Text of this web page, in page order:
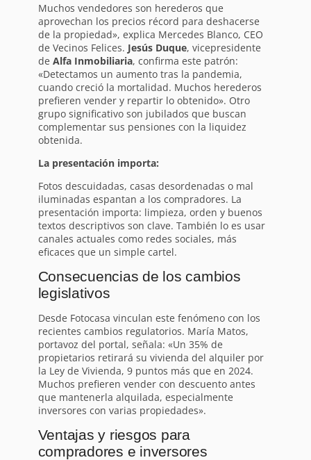
Muchos vendedores son herederos que
aprovechan los precios récord para deshacerse
de la propiedad», explica Mercedes Blanco, CEO
de Vecinos Felices. Jesús Duque, vicepresidente
de Alfa Inmobiliaria, confirma este patrón:
«Detectamos un aumento tras la pandemia,
cuando creció la mortalidad. Muchos herederos
prefieren vender y repartir lo obtenido». Otro
grupo significativo son jubilados que buscan
complementar sus pensiones con la liquidez
obtenida.
La presentación importa:
Fotos descuidadas, casas desordenadas o mal
iluminadas espantan a los compradores. La
presentación importa: limpieza, orden y buenos
textos descriptivos son clave. También lo es usar
canales actuales como redes sociales, más
eficaces que un simple cartel.
Consecuencias de los cambios
legislativos
Desde Fotocasa vinculan este fenómeno con los
recientes cambios regulatorios. María Matos,
portavoz del portal, señala: «Un 35% de
propietarios retirará su vivienda del alquiler por
la Ley de Vivienda, 9 puntos más que en 2024.
Muchos prefieren vender con descuento antes
que mantenerla alquilada, especialmente
inversores con varias propiedades».
Ventajas y riesgos para
compradores e inversores